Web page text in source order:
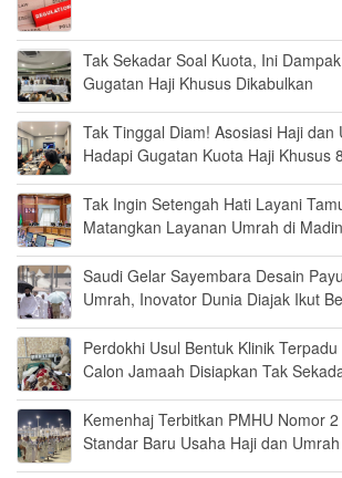
Tak Sekadar Soal Kuota, Ini
Gugatan Haji Khusus Dikabulkan
Tak Tinggal Diam! Asosiasi Haji dan
Hadapi Gugatan Kuota Haji Khusus
Tak Ingin Setengah Hati Layani
Matangkan Layanan Umrah di
Saudi Gelar Sayembara Desain
Umrah, Inovator Dunia Diajak Ikut
Perdokhi Usul Bentuk Klinik
Calon Jamaah Disiapkan Tak
Kemenhaj Terbitkan PMHU Nomor
Standar Baru Usaha Haji dan Umrah